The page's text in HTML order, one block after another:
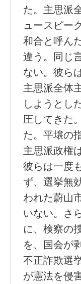
た。主思派
ュースピー
和合と呼ん
違う。同じ
ない。彼ら
主思派全体
しようとし
圧してきた
た。平壌の
主思派政権
彼らは一度
ず、選挙無
われた蔚山
いない。さ
に、検察の
を、国会が
不正詐欺選
が憲法を侵